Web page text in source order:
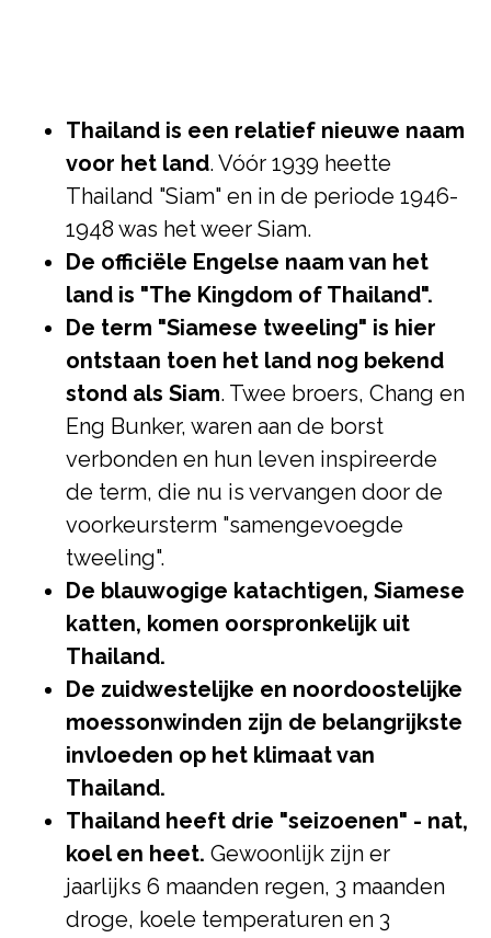
Thailand is een relatief nieuwe naam
voor het land. Vóór 1939 heette
Thailand "Siam" en in de periode 1946-
1948 was het weer Siam.
De officiële Engelse naam van het
land is "The Kingdom of Thailand".
De term "Siamese tweeling" is hier
ontstaan toen het land nog bekend
stond als Siam. Twee broers, Chang en
Eng Bunker, waren aan de borst
verbonden en hun leven inspireerde
de term, die nu is vervangen door de
voorkeursterm "samengevoegde
tweeling".
De blauwogige katachtigen, Siamese
katten, komen oorspronkelijk uit
Thailand.
De zuidwestelijke en noordoostelijke
moessonwinden zijn de belangrijkste
invloeden op het klimaat van
Thailand.
Thailand heeft drie "seizoenen" - nat,
koel en heet. Gewoonlijk zijn er
jaarlijks 6 maanden regen, 3 maanden
droge, koele temperaturen en 3